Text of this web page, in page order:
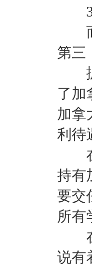
3.
而
第三
据
了加
加拿
利待
在
持有
要交
所有
在
说有